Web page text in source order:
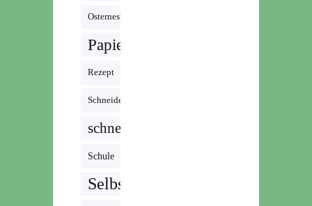
Osternest
Papier
Rezept
Schneiden
schnell
Schule
Selbstgemacht